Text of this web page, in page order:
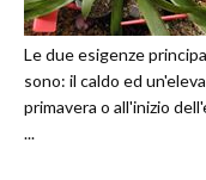
Le due esigenze
sono: il caldo ed
primavera o all'inizio
...